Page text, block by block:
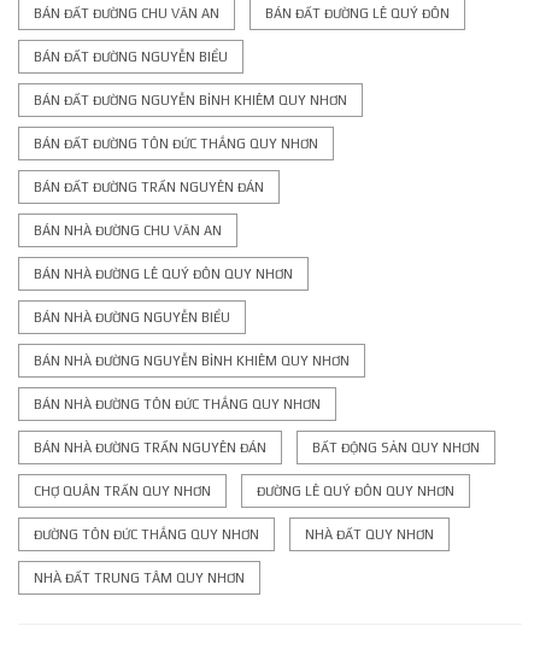
BÁN ĐẤT ĐƯỜNG CHU VĂN AN BÁN ĐẤT ĐƯỜNG LÊ QUÝ ĐÔN
BÁN ĐẤT ĐƯỜNG NGUYỄN BIỂU
BÁN ĐẤT ĐƯỜNG NGUYỄN BỈNH KHIÊM QUY NHƠN
BÁN ĐẤT ĐƯỜNG TÔN ĐỨC THẮNG QUY NHƠN
BÁN ĐẤT ĐƯỜNG TRẦN NGUYÊN ĐÁN
BÁN NHÀ ĐƯỜNG CHU VĂN AN
BÁN NHÀ ĐƯỜNG LÊ QUÝ ĐÔN QUY NHƠN
BÁN NHÀ ĐƯỜNG NGUYỄN BIỂU
BÁN NHÀ ĐƯỜNG NGUYỄN BỈNH KHIÊM QUY NHƠN
BÁN NHÀ ĐƯỜNG TÔN ĐỨC THẮNG QUY NHƠN
BÁN NHÀ ĐƯỜNG TRẦN NGUYÊN ĐÁN BẤT ĐỘNG SẢN QUY NHƠN
CHỢ QUÂN TRẤN QUY NHƠN ĐƯỜNG LÊ QUÝ ĐÔN QUY NHƠN
ĐƯỜNG TÔN ĐỨC THẮNG QUY NHƠN NHÀ ĐẤT QUY NHƠN
NHÀ ĐẤT TRUNG TÂM QUY NHƠN